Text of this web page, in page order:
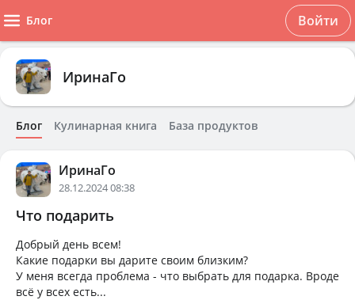
Блог Войти
ИринаГо
Блог Кулинарная книга База продуктов
ИринаГо
28.12.2024 08:38
Что подарить
Добрый день всем!
Какие подарки вы дарите своим близким?
У меня всегда проблема - что выбрать для подарка. Вроде
всё у всех есть...